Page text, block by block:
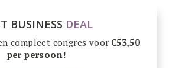
BUSINESS DEAL
compleet congres voor€53,50
per persoon!